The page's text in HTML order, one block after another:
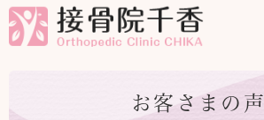
お客さまの声